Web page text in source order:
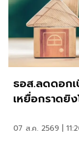
ธอส.ลดดอกเ
เหยื่อกราดยิ
07 ส.ค. 2569 |